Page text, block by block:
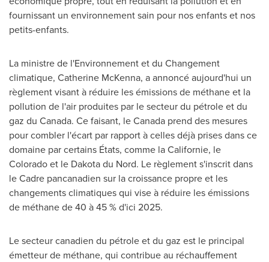
fournissant un environnement sain pour nos enfants et nos
petits-enfants.
La ministre de l'Environnement et du Changement
climatique, Catherine McKenna, a annoncé aujourd'hui un
règlement visant à réduire les émissions de méthane et la
pollution de l'air produites par le secteur du pétrole et du
gaz du Canada. Ce faisant, le Canada prend des mesures
pour combler l'écart par rapport à celles déjà prises dans ce
domaine par certains États, comme la Californie, le
Coloradoet le Dakota du Nord. Le règlement s'inscrit dans
le Cadre pancanadien sur la croissance propre et les
changements climatiques qui vise à réduire les émissions
de méthane de 40 à 45 % d'ici 2025.
Le secteur canadien du pétrole et du gaz est le principal
émetteur de méthane, qui contribue au réchauffement